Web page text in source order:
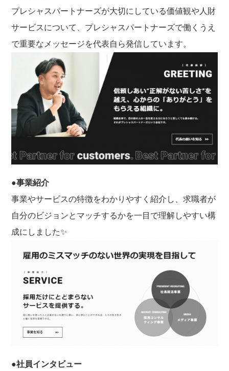
プレシャスパートナーズが大切にしている価値観や人財
サービスについて、プレシャスパートナーズで働くうえ
で重要なメッセージを代表自ら発信しています。
●事業紹介
事業やサービスの特徴をわかりやすく紹介し、求職者が
自分のビジョンとマッチするかを一目で理解しやすい構
成にしました✨
●社員インタビュー